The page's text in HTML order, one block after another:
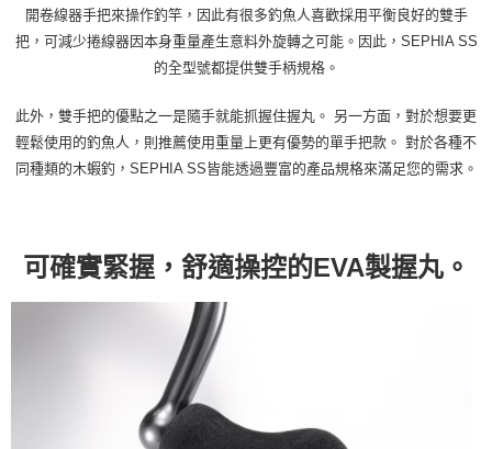
開卷線器手把來操作釣竿，因此有很多釣魚人喜歡採用平衡良好的雙手
把，可減少捲線器因本身重量產生意料外旋轉之可能。因此，SEPHIA SS
的全型號都提供雙手柄規格。
此外，雙手把的優點之一是隨手就能抓握住握丸。 另一方面，對於想要更
輕鬆使用的釣魚人，則推薦使用重量上更有優勢的單手把款。 對於各種不
同種類的木蝦釣，SEPHIA SS皆能透過豐富的產品規格來滿足您的需求。
可確實緊握，舒適操控的EVA製握丸。